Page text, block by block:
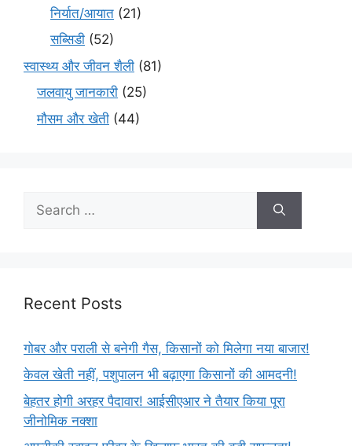
निर्यात/आयात (21)
सब्सिडी (52)
स्वास्थ्य और जीवन शैली (81)
जलवायु जानकारी (25)
मौसम और खेती (44)
Recent Posts
गोबर और पराली से बनेगी गैस, किसानों को मिलेगा नया बाजार!
केवल खेती नहीं, पशुपालन भी बढ़ाएगा किसानों की आमदनी!
बेहतर होगी अरहर पैदावार! आईसीएआर ने तैयार किया पूरा
जीनोमिक नक्शा